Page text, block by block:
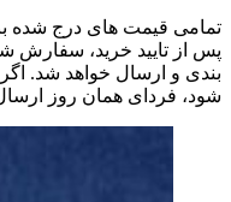
تمامی قیمت های درج شده
پس از تایید خرید، سفارش
شود، فردای همان روز